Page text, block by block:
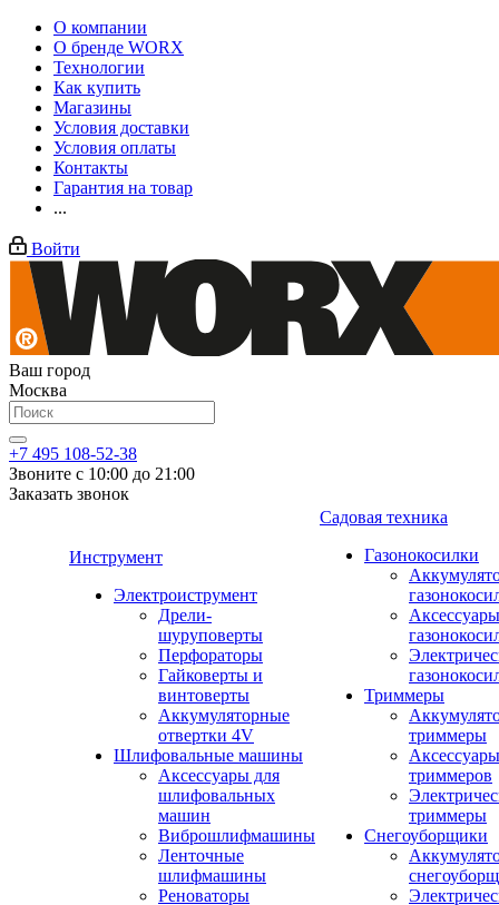
О компании
О бренде WORX
Технологии
Как купить
Магазины
Условия доставки
Условия оплаты
Контакты
Гарантия на товар
...
Войти
Ваш город
Москва
+7 495 108-52-38
Звоните с 10:00 до 21:00
Заказать звонок
Инструмент
Электроиструмент
Дрели-
шуруповерты
Перфораторы
Гайковерты и
винтоверты
Аккумуляторные
отвертки 4V
Шлифовальные машины
Аксессуары для
шлифовальных
машин
Виброшлифмашины
Ленточные
шлифмашины
Реноваторы
Садовая техника
Газонокосилки
Триммеры
триммеры
триммеров
триммеры
Снегоуборщики